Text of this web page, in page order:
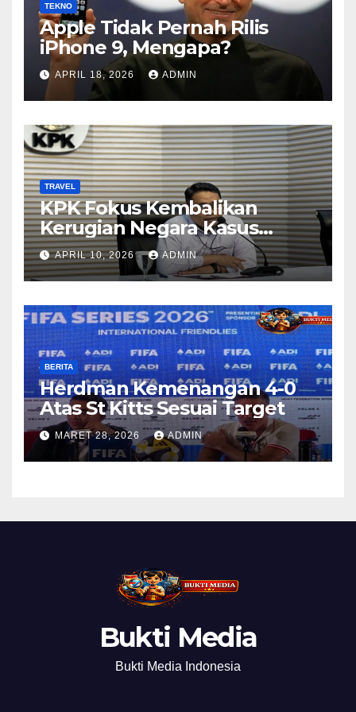
TEKNO
Apple Tidak Pernah Rilis
iPhone 9, Mengapa?
APRIL 18, 2026 ADMIN
TRAVEL
KPK Fokus Kembalikan
Kerugian Negara Kasus
Korupsi Kuota Haji Lewat
Pemeriksaan Travel Agent
APRIL 10, 2026 ADMIN
BERITA
Herdman Kemenangan 4-0
Atas St Kitts Sesuai Target
MARET 28, 2026 ADMIN
Bukti Media
Bukti Media Indonesia